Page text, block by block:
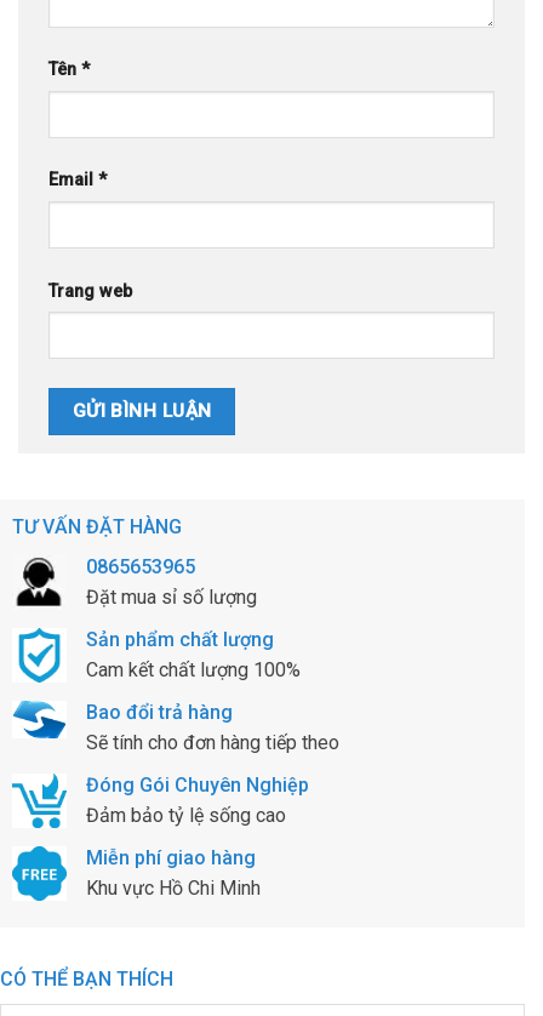
TƯ VẤN ĐẶT HÀNG
0865653965
Đặt mua sỉ số lượng
Sản phẩm chất lượng
Cam kết chất lượng 100%
Bao đổi trả hàng
Sẽ tính cho đơn hàng tiếp theo
Đóng Gói Chuyên Nghiệp
Đảm bảo tỷ lệ sống cao
Miễn phí giao hàng
Khu vực Hồ Chi Minh
CÓ THỂ BẠN THÍCH
Tên *
Email *
Trang web